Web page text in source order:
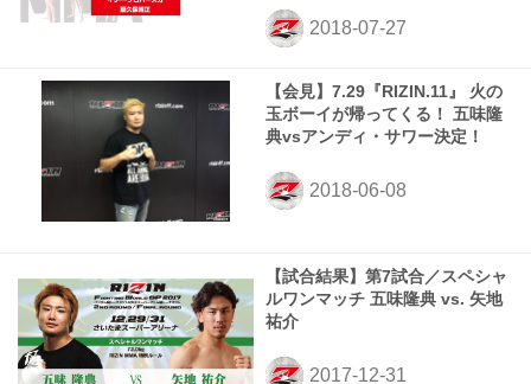
【会見】7.29『RIZIN.11』 火の
玉ボーイが帰ってくる！ 五味隆
典vsアンディ・サワー決定！
【試合結果】第7試合／スペシャ
ルワンマッチ 五味隆典 vs. 矢地
祐介